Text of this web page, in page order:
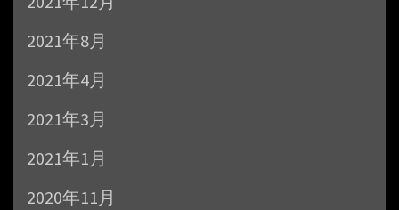
2021年8月
2021年4月
2021年3月
2021年1月
2020年11月